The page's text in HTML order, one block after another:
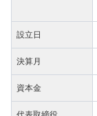
設立日
決算月
資本金